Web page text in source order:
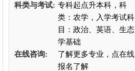
科类与考试: 专科起点升本科，科
类：农学，入学考试科
目：政治、英语、生态
学基础
在线咨询:
了解更多专业，点在线
报名了解